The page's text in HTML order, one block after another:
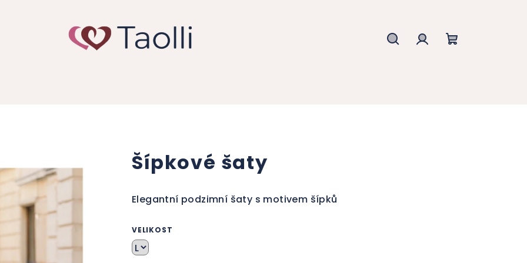
Šípkové šaty
Elegantní podzimní šaty s motivem šípků
VELIKOST